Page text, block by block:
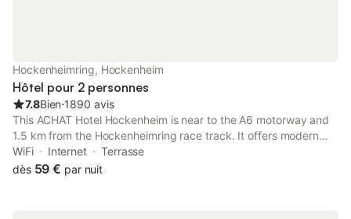
Hockenheimring, Hockenheim
Hôtel pour 2 personnes
7.8Bien⋅1890 avis
This ACHAT Hotel Hockenheim is near to the A6 motorway and
1.5 km from the Hockenheimring race track. It offers modern
rooms, free Wi-Fi in public areas, and free parking.
WiFi Internet
Terrasse
dès 59 € par nuit